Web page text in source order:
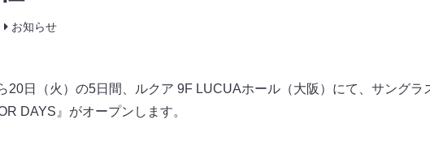
お知らせ
20日（火）の5日間、ルクア 9F LUCUAホール（大阪）にて、サングラ
DAYS』がオープンします。